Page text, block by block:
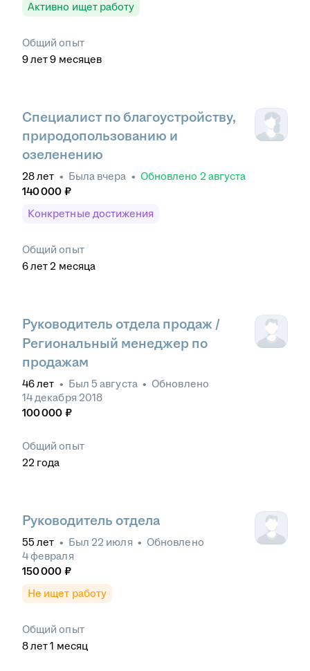
Активно ищет работу
Общий опыт
9лет 9 месяцев
Специалист по благоустройству,
природопользованию и
озеленению
28лет • Была вчера • Обновлено 2 августа
140 000 ₽
Конкретные достижения
Общий опыт
6лет 2 месяца
Руководитель отдела продаж /
Региональный менеджер по
продажам
46лет • Был 5 августа • Обновлено
14 декабря 2018
100 000 ₽
Общий опыт
22 года
Руководитель отдела
55 лет • Был 22 июля • Обновлено
4 февраля
150 000 ₽
Не ищет работу
Общий опыт
8лет 1 месяц